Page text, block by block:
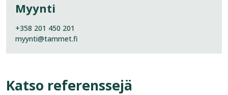
Myynti
+358 201 450 201
myynti@tammet.fi
Katso referenssejä